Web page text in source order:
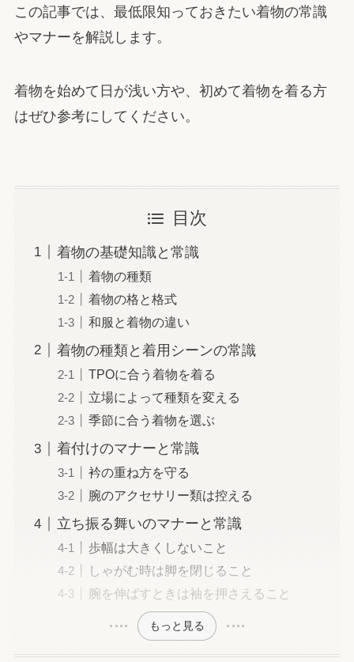
この記事では、最低限知っておきたい着物の常識
やマナーを解説します。
着物を始めて日が浅い方や、初めて着物を着る方
はぜひ参考にしてください。
目次
着物の基礎知識と常識
着物の種類
着物の格と格式
和服と着物の違い
着物の種類と着用シーンの常識
TPOに合う着物を着る
立場によって種類を変える
季節に合う着物を選ぶ
着付けのマナーと常識
衿の重ね方を守る
腕のアクセサリー類は控える
立ち振る舞いのマナーと常識
歩幅は大きくしないこと
しゃがむ時は脚を閉じること
腕を伸ばすときは袖を押さえること
もっと見る